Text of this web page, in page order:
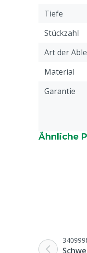
Tiefe
Stückzahl
Art der
Material
Garantie
Ähnliche